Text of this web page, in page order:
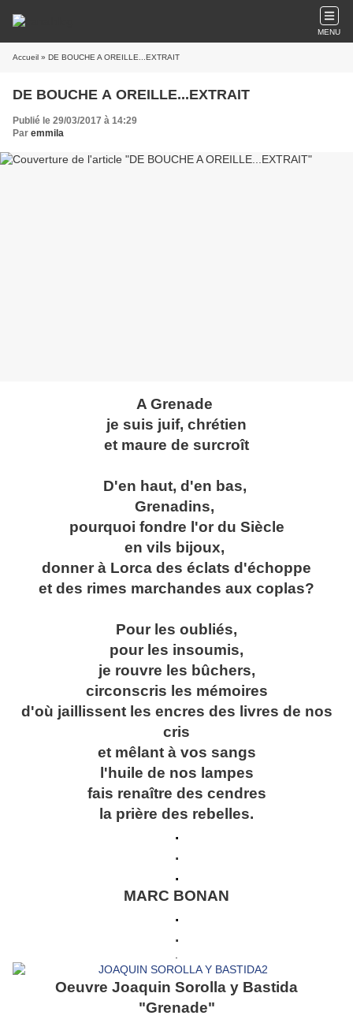
MENU
Accueil » DE BOUCHE A OREILLE...EXTRAIT
DE BOUCHE A OREILLE...EXTRAIT
Publié le 29/03/2017 à 14:29
Par emmila
A Grenade
je suis juif, chrétien
et maure de surcroît
D'en haut, d'en bas,
Grenadins,
pourquoi fondre l'or du Siècle
en vils bijoux,
donner à Lorca des éclats d'échoppe
et des rimes marchandes aux coplas?
Pour les oubliés,
pour les insoumis,
je rouvre les bûchers,
circonscris les mémoires
d'où jaillissent les encres des livres de nos
cris
et mêlant à vos sangs
l'huile de nos lampes
fais renaître des cendres
la prière des rebelles.
.
.
.
MARC BONAN
.
.
Oeuvre Joaquin Sorolla y Bastida
"Grenade"